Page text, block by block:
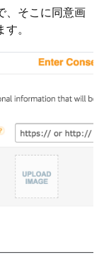
、そこに同意画
。